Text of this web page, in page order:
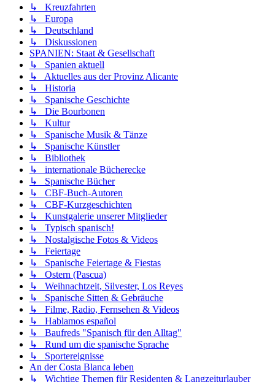
↳ Kreuzfahrten
↳ Europa
↳ Deutschland
↳ Diskussionen
SPANIEN: Staat & Gesellschaft
↳ Spanien aktuell
↳ Aktuelles aus der Provinz Alicante
↳ Historia
↳ Spanische Geschichte
↳ Die Bourbonen
↳ Kultur
↳ Spanische Musik & Tänze
↳ Spanische Künstler
↳ Bibliothek
↳ internationale Bücherecke
↳ Spanische Bücher
↳ CBF-Buch-Autoren
↳ CBF-Kurzgeschichten
↳ Kunstgalerie unserer Mitglieder
↳ Typisch spanisch!
↳ Nostalgische Fotos & Videos
↳ Feiertage
↳ Spanische Feiertage & Fiestas
↳ Ostern (Pascua)
↳ Weihnachtzeit, Silvester, Los Reyes
↳ Spanische Sitten & Gebräuche
↳ Filme, Radio, Fernsehen & Videos
↳ Hablamos español
↳ Baufreds "Spanisch für den Alltag"
↳ Rund um die spanische Sprache
↳ Sportereignisse
An der Costa Blanca leben
↳ Wichtige Themen für Residenten & Langzeiturlauber